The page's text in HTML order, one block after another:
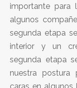
importante para
algunos
segunda etapa
interior y un
segunda etapa
nuestra